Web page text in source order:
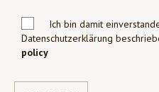
Ich bin damit
Datenschutzerklärung
policy